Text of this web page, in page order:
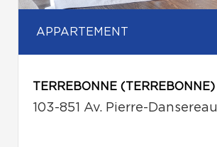
APPARTEMENT
TERREBONNE (TERREBONNE)
103-851 Av. Pierre-Dansereau